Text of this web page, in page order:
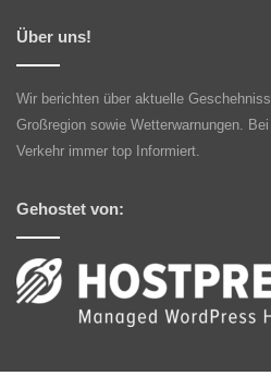
Über uns!
Wir berichten über aktuelle
Großregion sowie Wetterwarnungen.
Verkehr immer top Informiert.
Gehostet von: